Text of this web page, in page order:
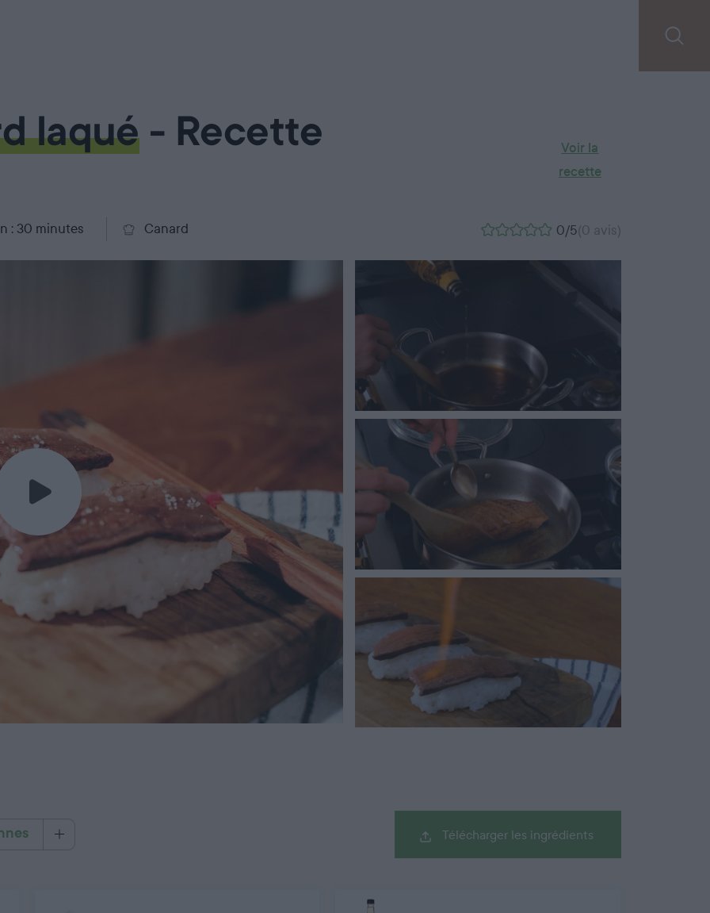
laqué- Recette
Voir la
recette
: 30 minutes Canard 0/5(0 avis)
Télécharger les ingrédients